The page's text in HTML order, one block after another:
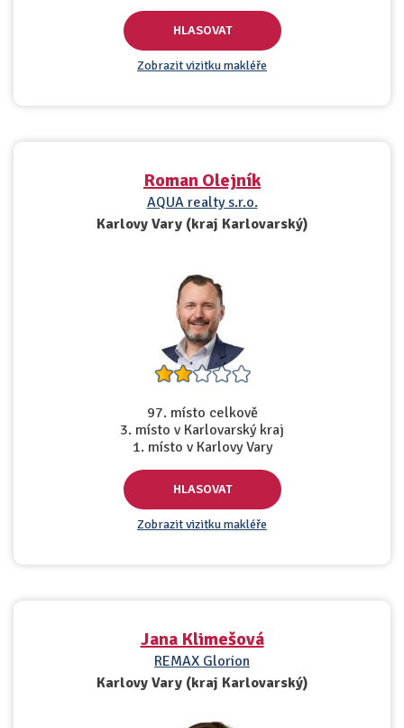
HLASOVAT
Zobrazit vizitku makléře
Roman Olejník
AQUA realty s.r.o.
Karlovy Vary (kraj Karlovarský)
97. místo celkově
3. místo v Karlovarský kraj
1. místo v Karlovy Vary
HLASOVAT
Zobrazit vizitku makléře
Jana Klimešová
REMAX Glorion
Karlovy Vary (kraj Karlovarský)